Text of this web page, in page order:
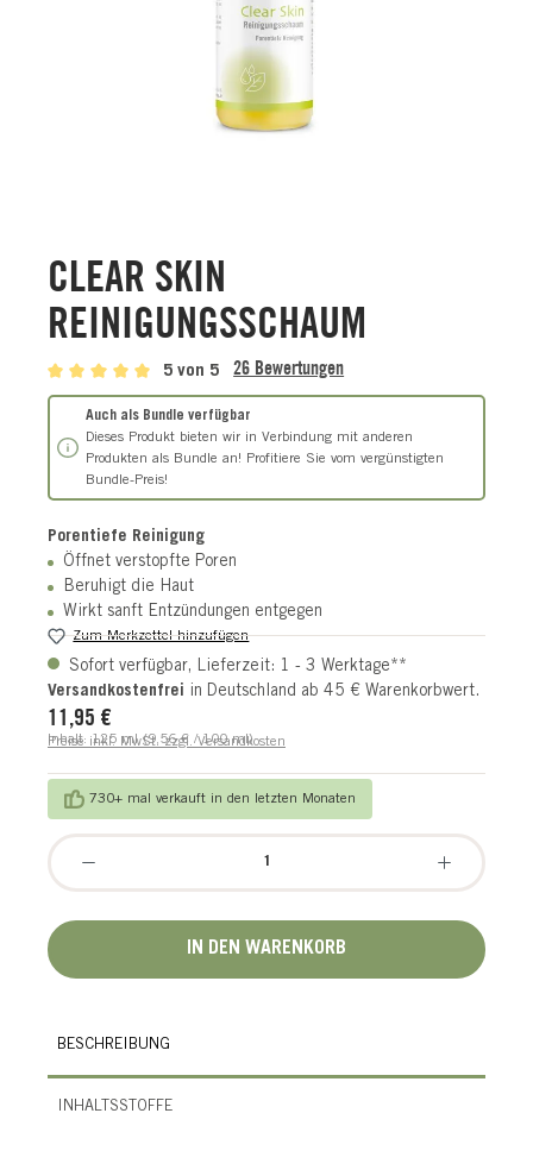
CLEAR SKIN
REINIGUNGSSCHAUM
5 von 5 26 Bewertungen
Porentiefe Reinigung
Öffnet verstopfte Poren
Beruhigt die Haut
Wirkt sanft Entzündungen entgegen
Regulärer Preis:
11,95 €
Inhalt:125 ml(9,56 € / 100 ml)
Preise inkl. MwSt. zzgl. Versandkosten
Sofort verfügbar, Lieferzeit: 1 - 3 Werktage**
Versandkostenfrei in Deutschland ab 45 € Warenkorbwert.
730+ mal verkauft in den letzten Monaten
Produkt Anzahl: Gib den gewünschten Wert ein oder benutze die Schaltflächen um
IN DEN WARENKORB
Zum Merkzettel hinzufügen
Auch als Bundle verfügbar
Dieses Produkt bieten wir in Verbindung mit anderen
Produkten als Bundle an! Profitiere Sie vom vergünstigten
Bundle-Preis!
BESCHREIBUNG
INHALTSSTOFFE